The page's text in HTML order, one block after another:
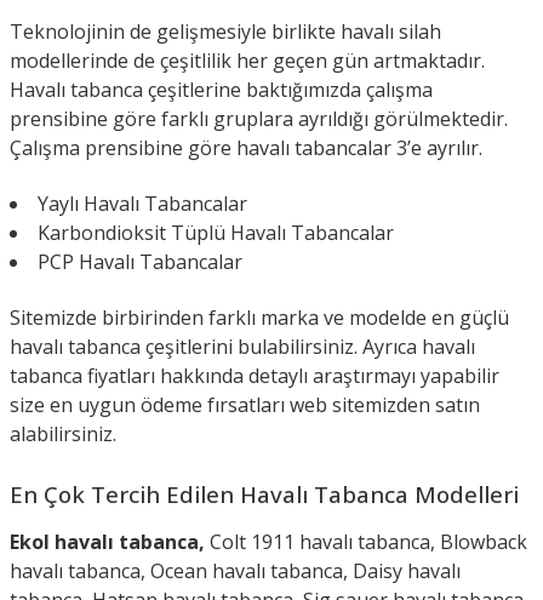
Teknolojinin de gelişmesiyle birlikte havalı silah
modellerinde de çeşitlilik her geçen gün artmaktadır.
Havalı tabanca çeşitlerine baktığımızda çalışma
prensibine göre farklı gruplara ayrıldığı görülmektedir.
Çalışma prensibine göre havalı tabancalar 3’e ayrılır.
Yaylı Havalı Tabancalar
Karbondioksit Tüplü Havalı Tabancalar
PCP Havalı Tabancalar
Sitemizde birbirinden farklı marka ve modelde en güçlü
havalı tabanca çeşitlerini bulabilirsiniz. Ayrıca havalı
tabanca fiyatları hakkında detaylı araştırmayı yapabilir
size en uygun ödeme fırsatları web sitemizden satın
alabilirsiniz.
En Çok Tercih Edilen Havalı Tabanca Modelleri
Ekol havalı tabanca, Colt 1911 havalı tabanca, Blowback
havalı tabanca, Ocean havalı tabanca, Daisy havalı